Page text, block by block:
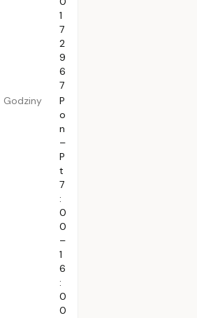
1
7
2
9
6
7
Godziny
P
o
n
–
P
t
7
:
0
0
–
1
6
:
0
0